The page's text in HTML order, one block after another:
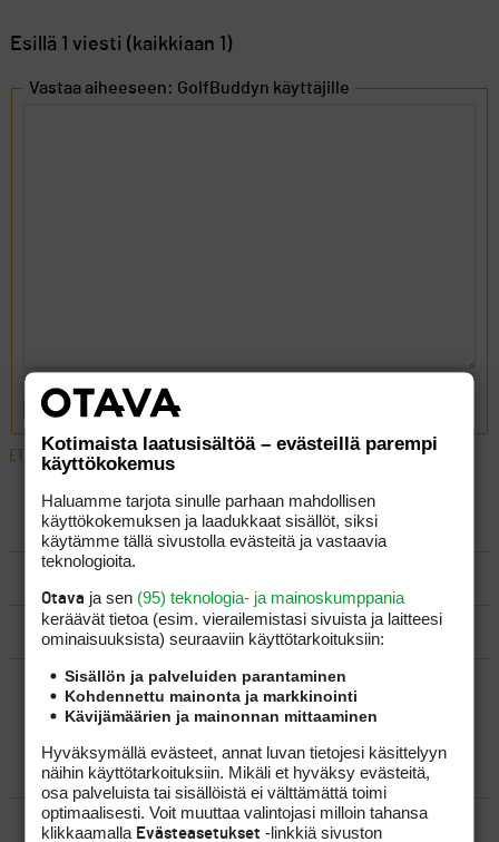
Esillä 1 viesti (kaikkiaan 1)
Vastaa aiheeseen: GolfBuddyn käyttäjille
LÄHETÄ
ETUSIVU ›FOORUMIT › YLEISTÄ› GOLFBUDDYN KÄYTTÄJILLE
LUO AIHE
OHJEET
UUSIMMAT VIESTIKETJUT
YLEISTÄ
VÄLINEET
Kotimaista laatusisältöä – evästeillä parempi
käyttökokemus
Haluamme tarjota sinulle parhaan mahdollisen
käyttökokemuksen ja laadukkaat sisällöt, siksi
käytämme tällä sivustolla evästeitä ja vastaavia
teknologioita.
Otava ja sen (95) teknologia- ja mainoskumppania
keräävät tietoa (esim. vierailemis­tasi sivuista ja laitteesi
ominaisuuk­sista) seuraaviin käyttötarkoituksiin:
Sisällön ja palveluiden parantaminen
Kohdennettu mainonta ja markkinointi
Kävijämäärien ja mainonnan mittaaminen
Hyväksymällä evästeet, annat luvan tietojesi käsittelyyn
näihin käyttötarkoituksiin. Mikäli et hyväksy evästeitä,
osa palveluista tai sisällöistä ei välttämättä toimi
optimaalisesti. Voit muuttaa valintojasi milloin tahansa
klikkaamalla Evästeasetukset -linkkiä sivuston